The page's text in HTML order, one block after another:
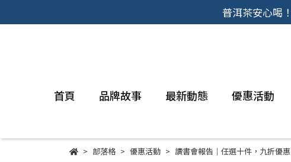
普洱茶安心喝
首頁 品牌故事 最新動態 優惠活動
部落格 優惠活動 讀書會報告｜任選十件，九折優惠